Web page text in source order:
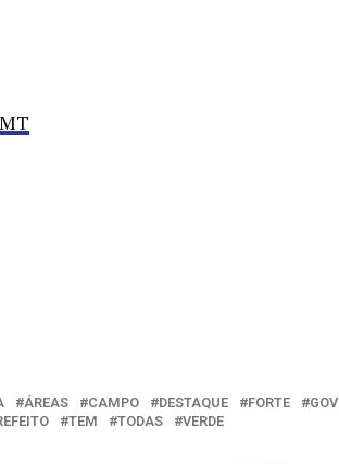
ÁREAS CAMPO DESTAQUE FORTE
TEM TODAS VERDE